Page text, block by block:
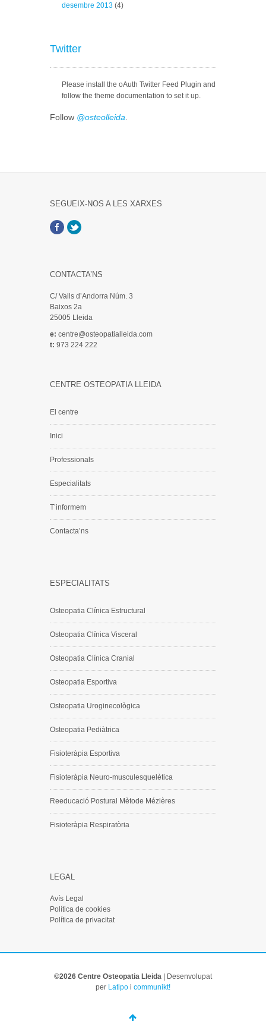
desembre 2013 (4)
Twitter
Please install the oAuth Twitter Feed Plugin and
follow the theme documentation to set it up.
Follow @osteolleida
SEGUEIX-NOS A LES XARXES
Facebook
CONTACTA’NS
C/ Valls d’Andorra Núm. 3
Baixos 2a
25005 Lleida
e: centre@osteopatialleida.com
t: 973 224 222
CENTRE OSTEOPATIA LLEIDA
El centre
Inici
Professionals
Especialitats
T’informem
Contacta’ns
ESPECIALITATS
Osteopatia Clínica Estructural
Osteopatia Clínica Visceral
Osteopatia Clínica Cranial
Osteopatia Esportiva
Osteopatia Uroginecològica
Osteopatia Pediàtrica
Fisioteràpia Esportiva
Fisioteràpia Neuro-musculesquelètica
Reeducació Postural Mètode Mézières
Fisioteràpia Respiratòria
LEGAL
Avís Legal
Política de cookies
Política de privacitat
©2026 Centre Osteopatia Lleida | Desenvolupat
per Latipo i communikt!